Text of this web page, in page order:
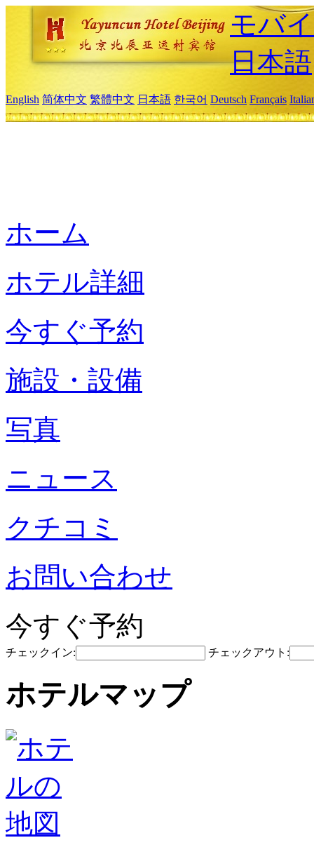
モバ
日本語
English 简体中文 繁體中文 日本語 한국어 Deutsch Français
ホーム
ホテル詳細
今すぐ予約
施設・設備
写真
ニュース
クチコミ
お問い合わせ
今すぐ予約
チェックイン: チェックアウト:
ホテルマップ